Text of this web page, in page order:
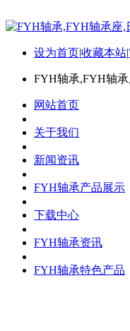
设为首页|收藏本站|
FYH轴承,FYH轴
网站首页
关于我们
新闻资讯
FYH轴承产品展示
下载中心
FYH轴承资讯
FYH轴承特色产品